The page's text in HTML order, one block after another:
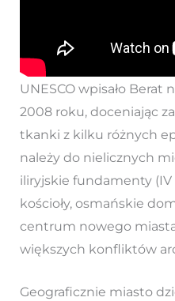
UNESCO wpisało Berat
2008 roku, doceniając
tkanki z kilku różnych
należy do nielicznych
iliryjskie fundamenty (IV
kościoły, osmańskie
centrum nowego
większych konfliktów
Geograficznie miasto